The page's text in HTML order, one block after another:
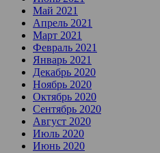
Май 2021
Апрель 2021
Март 2021
Февраль 2021
Январь 2021
Декабрь 2020
Ноябрь 2020
Октябрь 2020
Сентябрь 2020
Август 2020
Июль 2020
Июнь 2020